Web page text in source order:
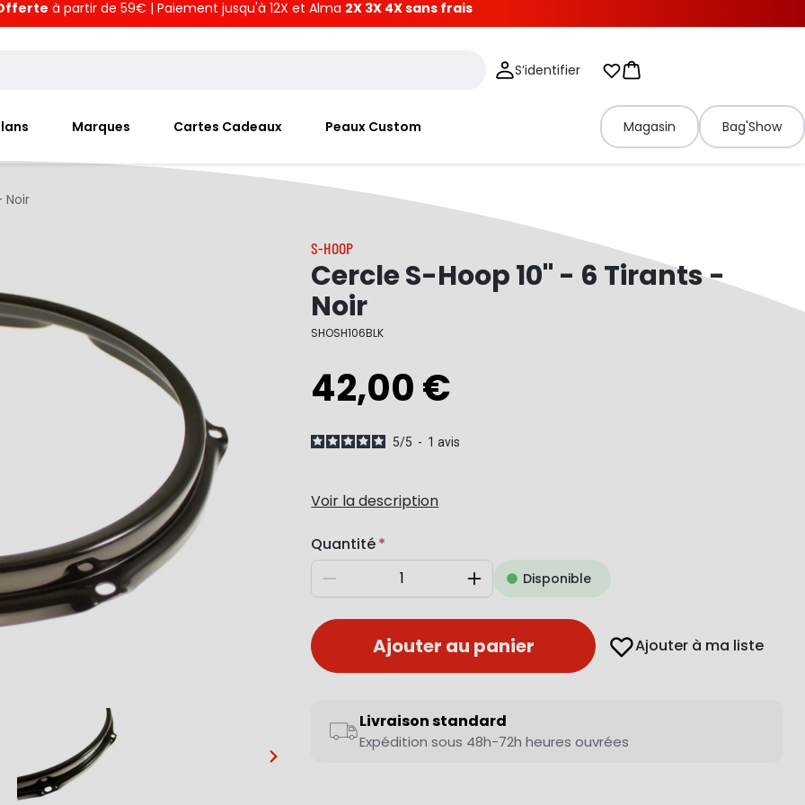
à partir de 59€ | Paiement jusqu'à 12X et Alma 2X 3X 4X sans frais
S’identifier Mes listes d'envies
Panier
Marques Cartes Cadeaux Peaux Custom Magasin Bag'Show
Noir
…
S-HOOP
Cercle S-Hoop 10" - 6 Tirants -
Noir
SHOSH106BLK
42,00 €
5/5 - 1avis
Voir la description
Quantité
Diminuer AugmenterDisponible
Ajouter au panier Ajouter à ma liste
Livraison standard
Expédition sous 48h-72h heures ouvrées